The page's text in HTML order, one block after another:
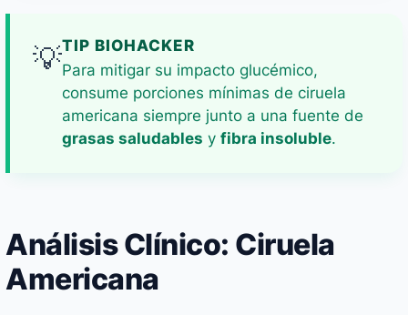
💡TIP BIOHACKER
Para mitigar su impacto glucémico,
consume porciones mínimas de ciruela
americana siempre junto a una fuente de
grasas saludables y fibra insoluble.
Análisis Clínico: Ciruela
Americana